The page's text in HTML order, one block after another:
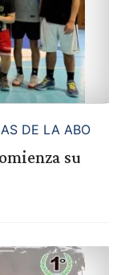
DE LA ABO
su